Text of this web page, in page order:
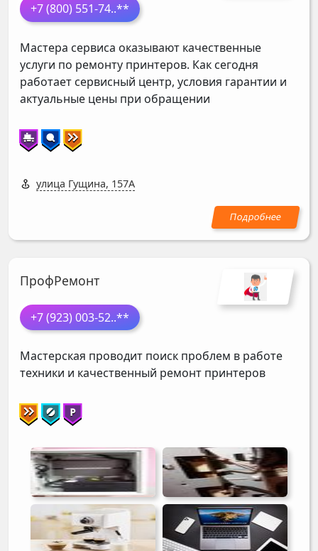
+7 (800) 551-74..**
Мастера сервиса оказывают качественные
услуги по ремонту принтеров. Как сегодня
работает сервисный центр, условия гарантии и
актуальные цены при обращении
улица Гущина, 157А
ПрофРемонт
+7 (923) 003-52..**
Мастерская проводит поиск проблем в работе
техники и качественный ремонт принтеров